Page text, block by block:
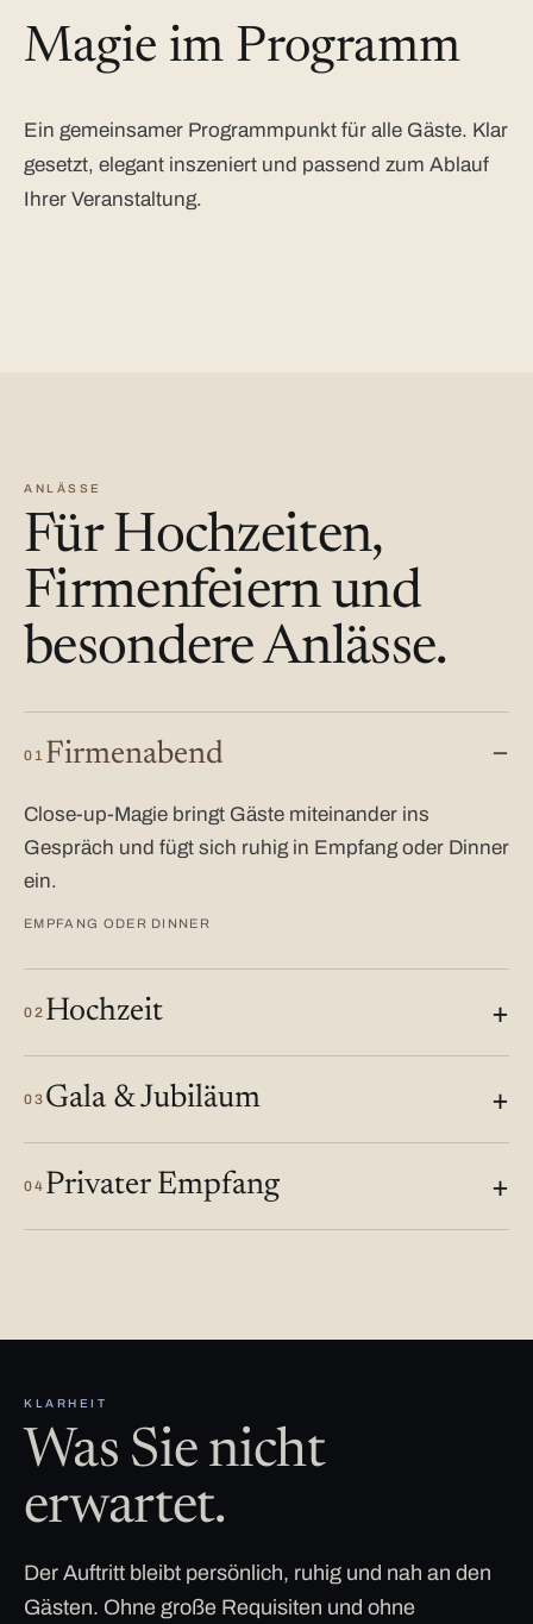
Magie im Programm
Ein gemeinsamer Programmpunkt für alle Gäste. Klar
gesetzt, elegant inszeniert und passend zum Ablauf
Ihrer Veranstaltung.
ANLÄSSE
Für Hochzeiten,
Firmenfeiern und
besondere Anlässe.
01 Firmenabend
Close-up-Magie bringt Gäste miteinander ins
Gespräch und fügt sich ruhig in Empfang oder Dinner
ein.
EMPFANG ODER DINNER
02 Hochzeit
03 Gala & Jubiläum
04 Privater Empfang
KLARHEIT
Was Sie nicht
erwartet.
Der Auftritt bleibt persönlich, ruhig und nah an den
Gästen. Ohne große Requisiten und ohne